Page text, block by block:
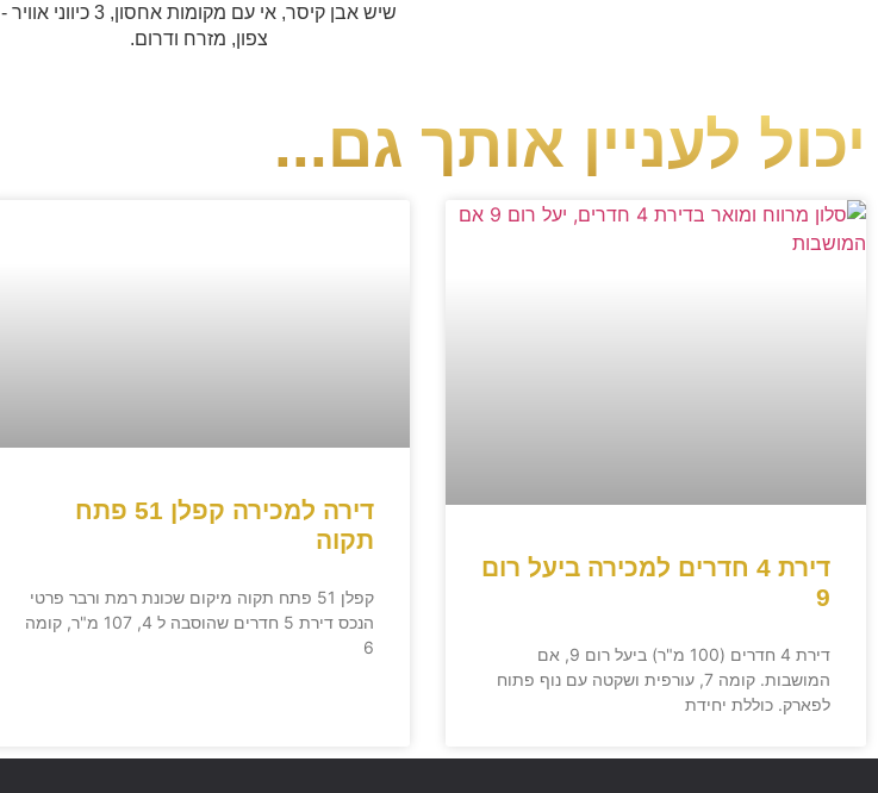
שיש אבן קיסר, אי עם מקומות אחסון, 3 כיווני אוויר -
צפון, מזרח ודרום.
יכול לעניין אותך גם...
דירת 4 חדרים למכירה ביעל רום
9
דירת 4 חדרים (100 מ"ר) ביעל רום 9, אם
המושבות. קומה 7, עורפית ושקטה עם נוף פתוח
לפארק. כוללת יחידת
דירה למכירה קפלן 51 פתח
תקוה
קפלן 51 פתח תקוה מיקום שכונת רמת ורבר פרטי
הנכס דירת 5 חדרים שהוסבה ל 4, 107 מ"ר, קומה
6